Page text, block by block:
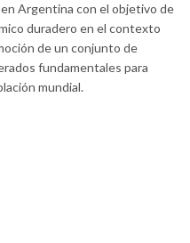
Argentina con el objetivo de
duradero en el contexto
de un conjunto de
fundamentales para
mundial.